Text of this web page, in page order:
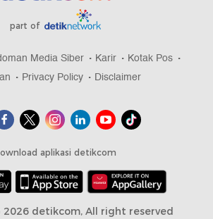
part of
Media Siber Karir
Kotak Pos
Privacy Policy Disclaimer
aplikasi detikcom
2026 detikcom, All right reserved